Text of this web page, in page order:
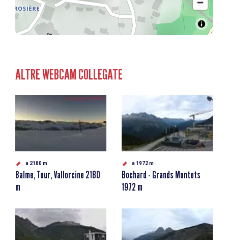
ALTRE WEBCAM COLLEGATE
a 2180 m
Balme, Tour, Vallorcine 2180
m
a 1972 m
Bochard - Grands Montets
1972 m